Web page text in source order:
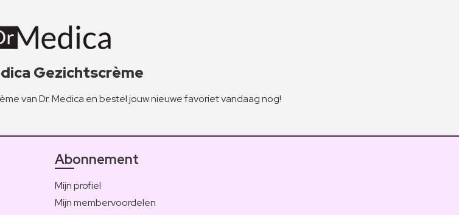
Gezichtscrème
van Dr. Medica en bestel jouw nieuwe favoriet vandaag nog!
Abonnement
Mijn profiel
Mijn membervoordelen